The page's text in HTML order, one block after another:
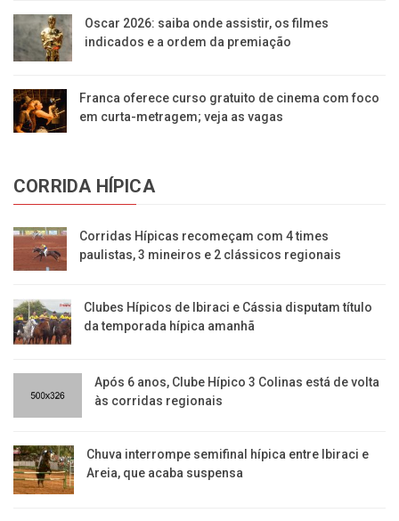
Oscar 2026: saiba onde assistir, os filmes
indicados e a ordem da premiação
Franca oferece curso gratuito de cinema com foco
em curta-metragem; veja as vagas
CORRIDA HÍPICA
Corridas Hípicas recomeçam com 4 times
paulistas, 3 mineiros e 2 clássicos regionais
Clubes Hípicos de Ibiraci e Cássia disputam título
da temporada hípica amanhã
Após 6 anos, Clube Hípico 3 Colinas está de volta
às corridas regionais
​Chuva interrompe semifinal hípica entre Ibiraci e
Areia, que acaba suspensa